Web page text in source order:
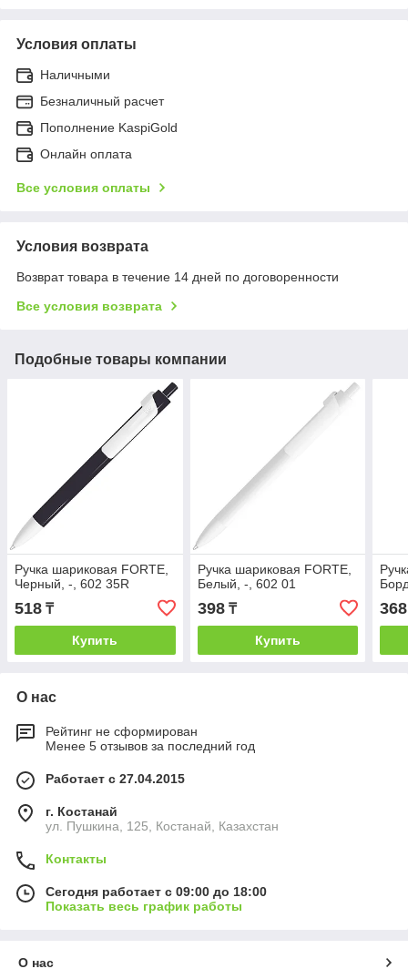
Условия оплаты
Наличными
Безналичный расчет
Пополнение KaspiGold
Онлайн оплата
Все условия оплаты
Условия возврата
Возврат товара в течение 14 дней по договоренности
Все условия возврата
Подобные товары компании
Ручка шариковая FORTE,
Черный, -, 602 35R
518 ₸
Купить
Ручка шариковая FORTE,
Белый, -, 602 01
398₸
Купить
368
О нас
Рейтинг не сформирован
Менее 5 отзывов за последний год
Работает с 27.04.2015
г. Костанай
ул. Пушкина, 125, Костанай, Казахстан
Контакты
Сегодня работает с 09:00 до 18:00
Показать весь график работы
О нас